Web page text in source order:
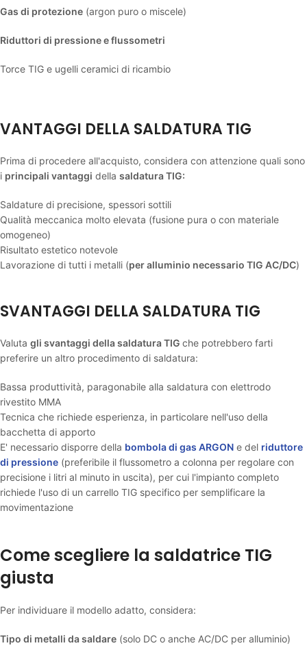
Gas di protezione (argon puro o miscele)
Riduttori di pressione e flussometri
Torce TIG e ugelli ceramici di ricambio
VANTAGGI DELLA SALDATURA TIG
Prima di procedere all'acquisto, considera con attenzione quali sono
i principali vantaggi della saldatura TIG:
Saldature di precisione, spessori sottili
Qualità meccanica molto elevata (fusione pura o con materiale
omogeneo)
Risultato estetico notevole
Lavorazione di tutti i metalli (per alluminio necessario TIG AC/DC)
SVANTAGGI DELLA SALDATURA TIG
Valuta gli svantaggi della saldatura TIG che potrebbero farti
preferire un altro procedimento di saldatura:
Bassa produttività, paragonabile alla saldatura con elettrodo
rivestito MMA
Tecnica che richiede esperienza, in particolare nell'uso della
bacchetta di apporto
E' necessario disporre della bombola di gas ARGON e del riduttore
di pressione (preferibile il flussometro a colonna per regolare con
precisione i litri al minuto in uscita), per cui l'impianto completo
richiede l'uso di un carrello TIG specifico per semplificare la
movimentazione
Come scegliere la saldatrice TIG
giusta
Per individuare il modello adatto, considera:
Tipo di metalli da saldare (solo DC o anche AC/DC per alluminio)